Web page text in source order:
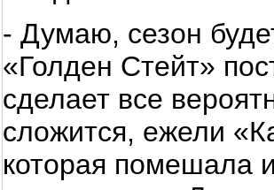
- Думаю, сезон
«Голден Стейт»
сделает все
сложится, ежели
которая